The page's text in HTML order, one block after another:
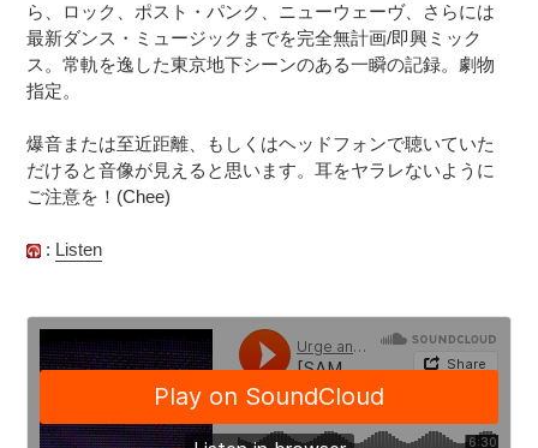
ら、ロック、ポスト・パンク、ニューウェーヴ、さらには
最新ダンス・ミュージックまでを完全無計画/即興ミック
ス。常軌を逸した東京地下シーンのある一瞬の記録。劇物
指定。
爆音または至近距離、もしくはヘッドフォンで聴いていた
だけると音像が見えると思います。耳をヤラレないように
ご注意を！(Chee)
: Listen